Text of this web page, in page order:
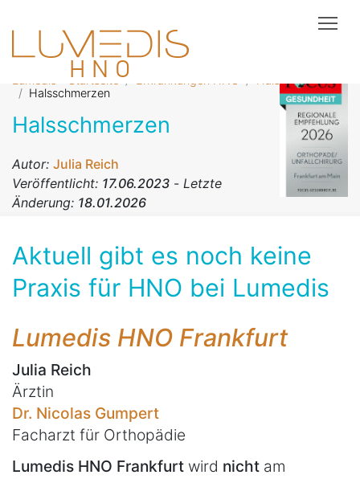
Lumedis - Startseite
Halsschmerzen
Halsschmerzen
Autor: Julia Reich
Veröffentlicht: 17.06.2023 - Letzte
Änderung: 18.01.2026
Aktuell gibt es noch keine
Praxis für HNO bei Lumedis
Lumedis HNO Frankfurt
Julia Reich
Ärztin
Dr. Nicolas Gumpert
Facharzt für Orthopädie
Lumedis HNO Frankfurt wird nicht am